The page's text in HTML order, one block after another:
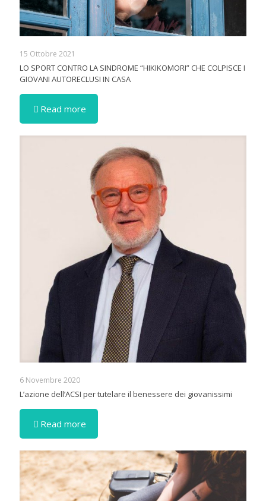
15 Ottobre 2021
LO SPORT CONTRO LA SINDROME “HIKIKOMORI” CHE COLPISCE I
GIOVANI AUTORECLUSI IN CASA
Read more
6 Novembre 2020
L’azione dell’ACSI per tutelare il benessere dei giovanissimi
Read more